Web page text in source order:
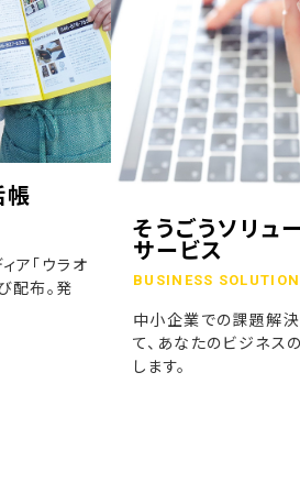
帳
ア「ウラオ
配布。発
そうごうソリュ
サービス
BUSINESS SOLUTION
中小企業での課題解
て、あなたのビジネス
します。